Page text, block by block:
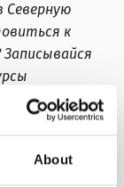
About
Северную
к
Записывайся
свой
которые